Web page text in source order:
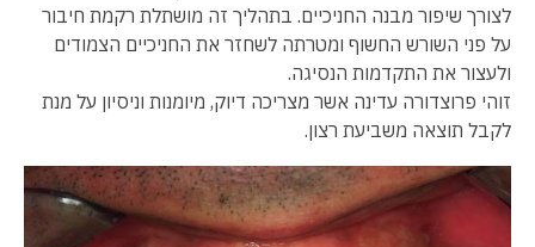
לצורך שיפור מבנה החניכיים. בתהליך זה מושתלת רקמת חיבור
על פני השורש החשוף ומטרתה לשחזר את החניכיים הצמודים
ולעצור את התקדמות הנסיגה.
זוהי פרוצדורה עדינה אשר מצריכה דיוק, מיומנות וניסיון על מנת
לקבל תוצאה משביעת רצון.